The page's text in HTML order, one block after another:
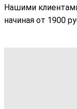
Нашими
начиная от 1900